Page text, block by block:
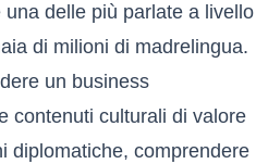
delle più parlate a livello
di milioni di madrelingua.
un business
contenuti culturali di valore
diplomatiche, comprendere